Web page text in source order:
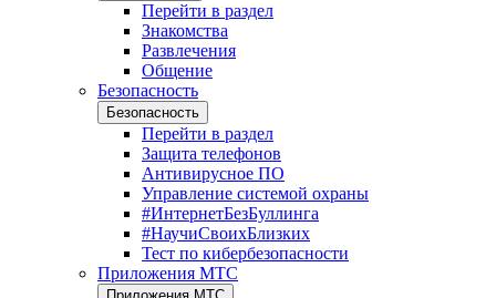
Перейти в раздел
Знакомства
Развлечения
Общение
Безопасность
Безопасность
Перейти в раздел
Защита телефонов
Антивирусное ПО
Управление системой охраны
#ИнтернетБезБуллинга
#НаучиСвоихБлизких
Тест по кибербезопасности
Приложения МТС